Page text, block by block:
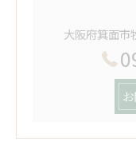
大阪府箕面市